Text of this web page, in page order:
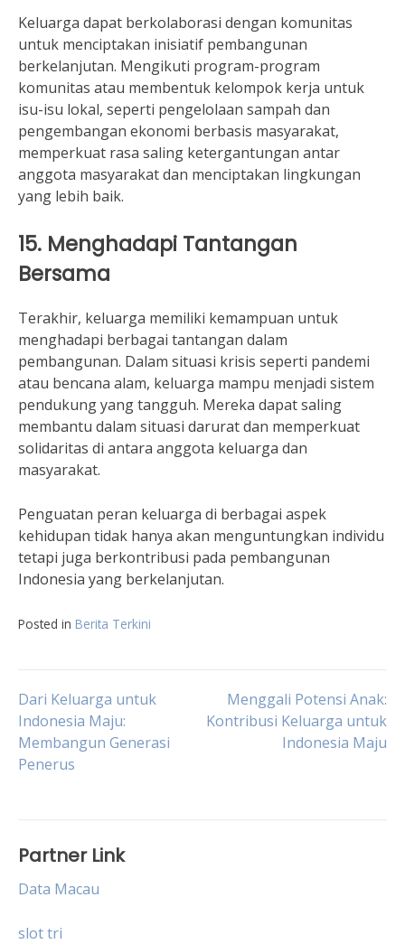
Keluarga dapat berkolaborasi dengan komunitas
untuk menciptakan inisiatif pembangunan
berkelanjutan. Mengikuti program-program
komunitas atau membentuk kelompok kerja untuk
isu-isu lokal, seperti pengelolaan sampah dan
pengembangan ekonomi berbasis masyarakat,
memperkuat rasa saling ketergantungan antar
anggota masyarakat dan menciptakan lingkungan
yang lebih baik.
15. Menghadapi Tantangan
Bersama
Terakhir, keluarga memiliki kemampuan untuk
menghadapi berbagai tantangan dalam
pembangunan. Dalam situasi krisis seperti pandemi
atau bencana alam, keluarga mampu menjadi sistem
pendukung yang tangguh. Mereka dapat saling
membantu dalam situasi darurat dan memperkuat
solidaritas di antara anggota keluarga dan
masyarakat.
Penguatan peran keluarga di berbagai aspek
kehidupan tidak hanya akan menguntungkan individu
tetapi juga berkontribusi pada pembangunan
Indonesia yang berkelanjutan.
Posted in Berita Terkini
Post
navigation
Dari Keluarga untuk
Indonesia Maju:
Membangun Generasi
Penerus
Menggali Potensi Anak:
Kontribusi Keluarga untuk
Indonesia Maju
Partner Link
Data Macau
slot tri